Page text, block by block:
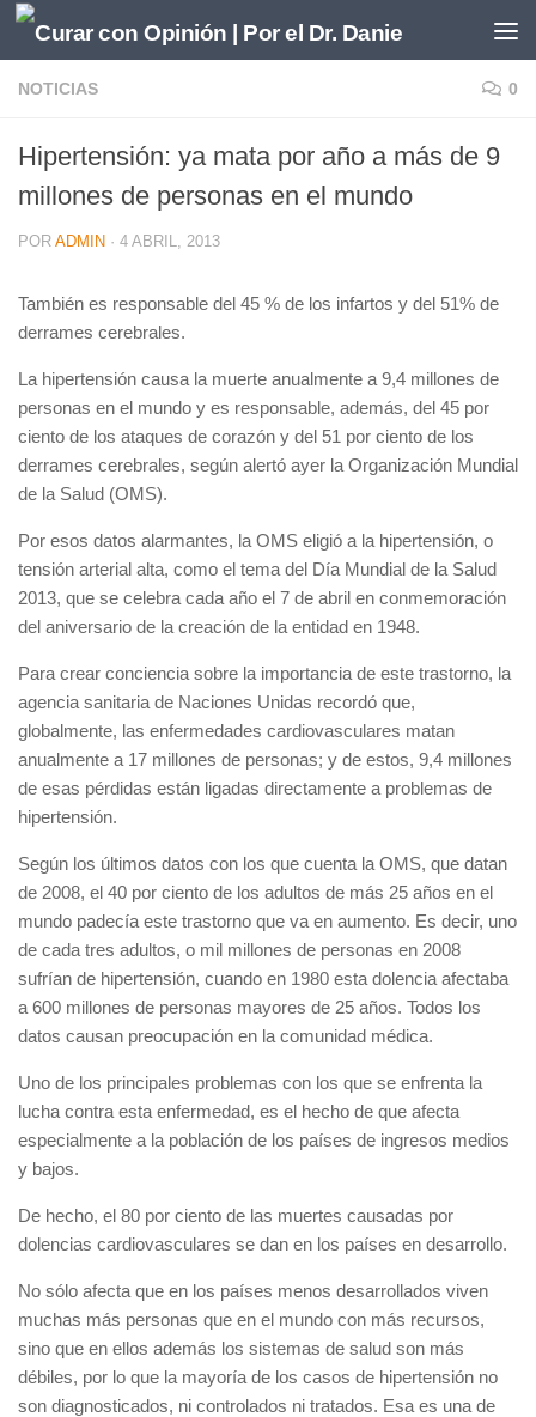
Saltar al contenido
NOTICIAS 0
Hipertensión: ya mata por año a más de 9
millones de personas en el mundo
POR ADMIN · 4 ABRIL, 2013
También es responsable del 45 % de los infartos y del 51% de
derrames cerebrales.
La hipertensión causa la muerte anualmente a 9,4 millones de
personas en el mundo y es responsable, además, del 45 por
ciento de los ataques de corazón y del 51 por ciento de los
derrames cerebrales, según alertó ayer la Organización Mundial
de la Salud (OMS).
Por esos datos alarmantes, la OMS eligió a la hipertensión, o
tensión arterial alta, como el tema del Día Mundial de la Salud
2013, que se celebra cada año el 7 de abril en conmemoración
del aniversario de la creación de la entidad en 1948.
Para crear conciencia sobre la importancia de este trastorno, la
agencia sanitaria de Naciones Unidas recordó que,
globalmente, las enfermedades cardiovasculares matan
anualmente a 17 millones de personas; y de estos, 9,4 millones
de esas pérdidas están ligadas directamente a problemas de
hipertensión.
Según los últimos datos con los que cuenta la OMS, que datan
de 2008, el 40 por ciento de los adultos de más 25 años en el
mundo padecía este trastorno que va en aumento. Es decir, uno
de cada tres adultos, o mil millones de personas en 2008
sufrían de hipertensión, cuando en 1980 esta dolencia afectaba
a 600 millones de personas mayores de 25 años. Todos los
datos causan preocupación en la comunidad médica.
Uno de los principales problemas con los que se enfrenta la
lucha contra esta enfermedad, es el hecho de que afecta
especialmente a la población de los países de ingresos medios
y bajos.
De hecho, el 80 por ciento de las muertes causadas por
dolencias cardiovasculares se dan en los países en desarrollo.
No sólo afecta que en los países menos desarrollados viven
muchas más personas que en el mundo con más recursos,
sino que en ellos además los sistemas de salud son más
débiles, por lo que la mayoría de los casos de hipertensión no
son diagnosticados, ni controlados ni tratados. Esa es una de